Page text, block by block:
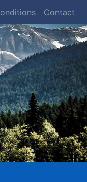
Contact